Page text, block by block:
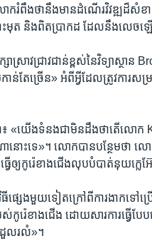
រំពឹង​ថា​នឹង​មាន​ដំណើរ​វិវឌ្ឍ​ដ៏​សំខ
មុត និង​ពិត​ប្រាកដ ដែល​នឹង​លេច​ឡើ
ស្រាវជ្រាវ​ជាន់​ខ្ពស់​នៃ​វិទ្យាស្ថា
ន់តែ​ច្រើន» អំពី​អ្វី​ដែល​ត្រូវការ​ស
«យើង​ទំនងជា​មិន​ដឹង​ថា​តើ​លោក
ោះ​ទេ»។ លោក​បាន​បន្ថែម​ថា ល
ឲ្យ​កូរ៉េ​ខាង​ជើងលុប​បំបាត់​នុយក្លេអ៊
ផ្សេង​មួយ​ទៀត​ក្រៅ​ពី​ការ​ងាក​ទៅ​ប្រ
កូរ៉េ​ខាង​ជើង ដោយសារ​ការ​ធ្វើ​បែប​
ដួល​រលំ»។